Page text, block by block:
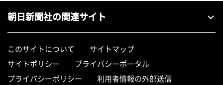
朝日新聞社の関連サイト
このサイトについて
サイトマップ
サイトポリシー
プライバシーポータル
プライバシーポリシー
利用者情報の外部送信